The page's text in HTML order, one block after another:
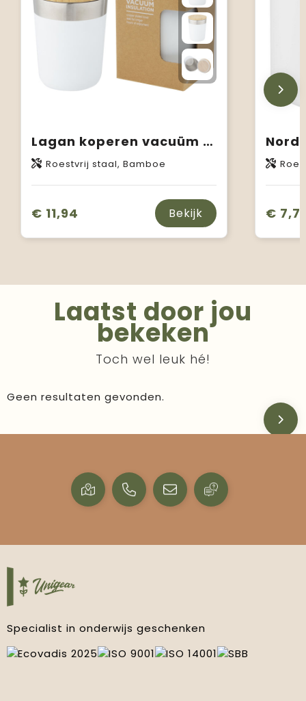
Lagan koperen vacuüm geïsoleerde roestvrijstalen beker van 330 ml met bamboe deksel
Roestvrij staal, Bamboe
€ 11,94 Bekijk €
Laatst door jou
bekeken
Toch wel leuk hé!
Geen resultaten gevonden.
Specialist in onderwijs geschenken